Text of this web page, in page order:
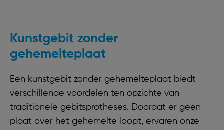
Kunstgebit zonder
gehemelteplaat
Een kunstgebit zonder gehemelteplaat biedt
verschillende voordelen ten opzichte van
traditionele gebitsprotheses. Doordat er geen
plaat over het gehemelte loopt, ervaren onze